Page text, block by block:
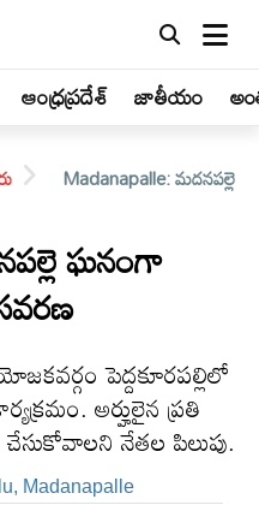
ఆంధ్రప్రదేశ్ జాతీయం
Madanapalle: మదనపల్లె
ఘనంగా
పెద్దకూరపల్లిలో
అర్హులైన ప్రతి
నేతల పిలుపు.
Madanapalle